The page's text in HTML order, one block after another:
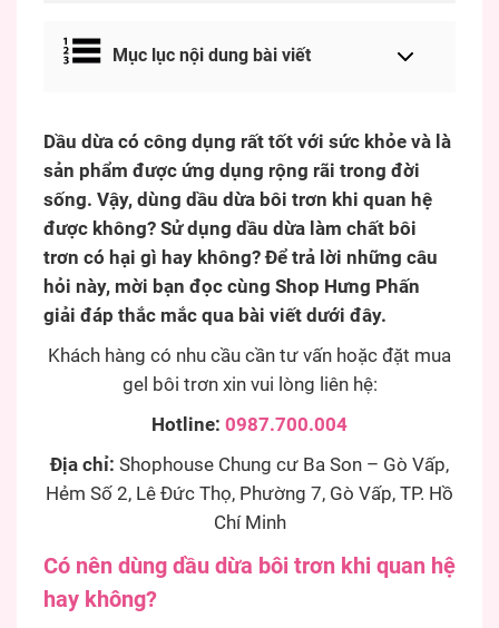
Mục lục nội dung bài viết
Dầu dừa có công dụng rất tốt với sức khỏe và là
sản phẩm được ứng dụng rộng rãi trong đời
sống. Vậy, dùng dầu dừa bôi trơn khi quan hệ
được không? Sử dụng dầu dừa làm chất bôi
trơn có hại gì hay không? Để trả lời những câu
hỏi này, mời bạn đọc cùng Shop Hưng Phấn
giải đáp thắc mắc qua bài viết dưới đây.
Khách hàng có nhu cầu cần tư vấn hoặc đặt mua
gel bôi trơn xin vui lòng liên hệ:
Hotline: 0987.700.004
Địa chỉ: Shophouse Chung cư Ba Son – Gò Vấp,
Hẻm Số 2, Lê Đức Thọ, Phường 7, Gò Vấp, TP. Hồ
Chí Minh
Có nên dùng dầu dừa bôi trơn khi quan hệ
hay không?